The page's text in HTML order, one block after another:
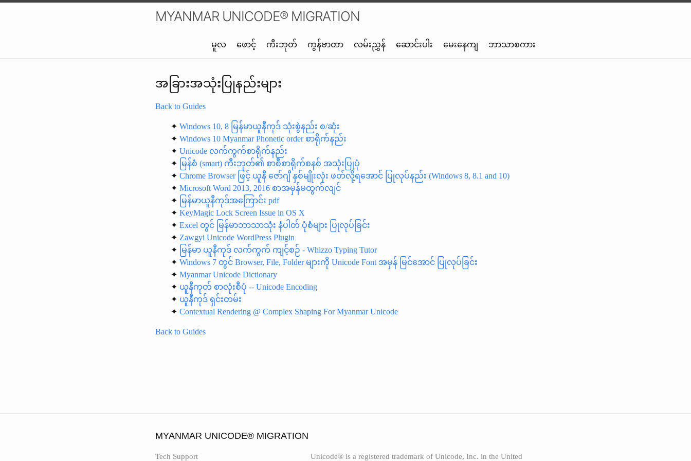
MYANMAR UNICODE® MIGRATION
မူလ ဖောင့် ကီးဘုတ် ကွန်ဗာတာ လမ်းညွှန် ဆောင်းပါး မေးနေကျ ဘာသာစကား
အခြားအသုံးပြုနည်းများ
Back to Guides
✦ Windows 10, 8 မြန်မာယူနီကုဒ် သုံးစွဲနည်း စ/ဆုံး
✦ Windows 10 Myanmar Phonetic order စာရိုက်နည်း
✦ Unicode လက်ကွက်စာရိုက်နည်း
✦ မြန်စံ (smart) ကီးဘုတ်၏ စာစီစာရိုက်စနစ် အသုံးပြုပုံ
✦ Chrome Browser ဖြင့် ယူနီ ဇော်ဂျီ နှစ်မျိုးလုံး ဖတ်လို့ရအောင် ပြုလုပ်နည်း (Windows 8, 8.1 and 10)
✦ Microsoft Word 2013, 2016 စာအမှန်မထွက်လျင်
✦ မြန်မာယူနီကုဒ်အကြောင်း pdf
✦ KeyMagic Lock Screen Issue in OS X
✦ Excel တွင် မြန်မာဘာသာသုံး နံပါတ် ပုံစံများ ပြုလုပ်ခြင်း
✦ Zawgyi Unicode WordPress Plugin
✦ မြန်မာ ယူနီကုဒ် လက်ကွက် ကျင့်စဉ် - Whizzo Typing Tutor
✦ Windows 7 တွင် Browser, File, Folder များကို Unicode Font အမှန် မြင်အောင် ပြုလုပ်ခြင်း
✦ Myanmar Unicode Dictionary
✦ ယူ​နီ​ကုတ် စာလုံး​စီ​ပုံ -- Unicode Encoding
✦ ယူနီကုဒ် ရှင်းတမ်း
✦ Contextual Rendering @ Complex Shaping For Myanmar Unicode
Back to Guides
MYANMAR UNICODE® MIGRATION
Tech Support Unicode® is a registered trademark of Unicode, Inc. in the United